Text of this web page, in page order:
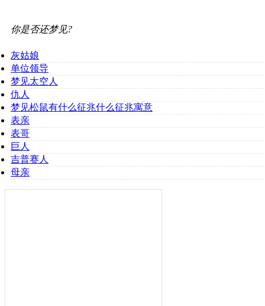
你是否还梦见?
灰姑娘
单位领导
梦见太空人
仇人
梦见松鼠有什么征兆什么征兆寓意
表亲
表哥
巨人
吉普赛人
母亲